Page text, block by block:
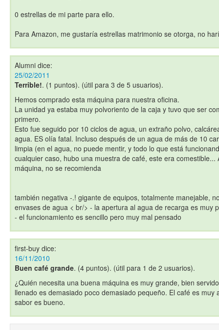
0 estrellas de mi parte para ello.
Para Amazon, me gustaría estrellas matrimonio se otorga, no
Alumni dice:
25/02/2011
Terrible!. (1 puntos). (útil para 3 de 5 usuarios).
Hemos comprado esta máquina para nuestra oficina.
La unidad ya estaba muy polvoriento de la caja y tuvo que ser
primero.
Esto fue seguido por 10 ciclos de agua, un extraño polvo,
agua. ES olía fatal. Incluso después de un agua de más de 10
limpia (en el agua, no puede mentir, y todo lo que está
cualquier caso, hubo una muestra de café, este era
máquina, no se recomienda
también negativa -.! gigante de equipos, totalmente manejable,
envases de agua < br/> - la apertura al agua de recarga es muy
- el funcionamiento es sencillo pero muy mal pensado
first-buy dice:
16/11/2010
Buen café grande. (4 puntos). (útil para 1 de 2 usuarios).
¿Quién necesita una buena máquina es muy grande, bien
llenado es demasiado poco demasiado pequeño. El café es muy
sabor es bueno.